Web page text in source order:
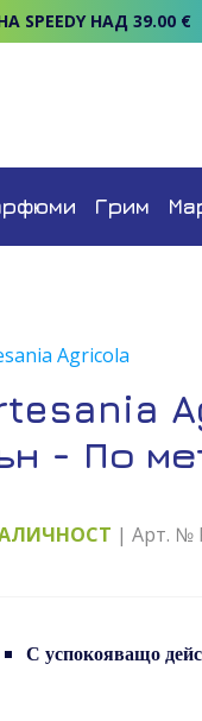
НАД 39.00 €
Грим
Agricola
- По
| Арт. №
С успокояващо